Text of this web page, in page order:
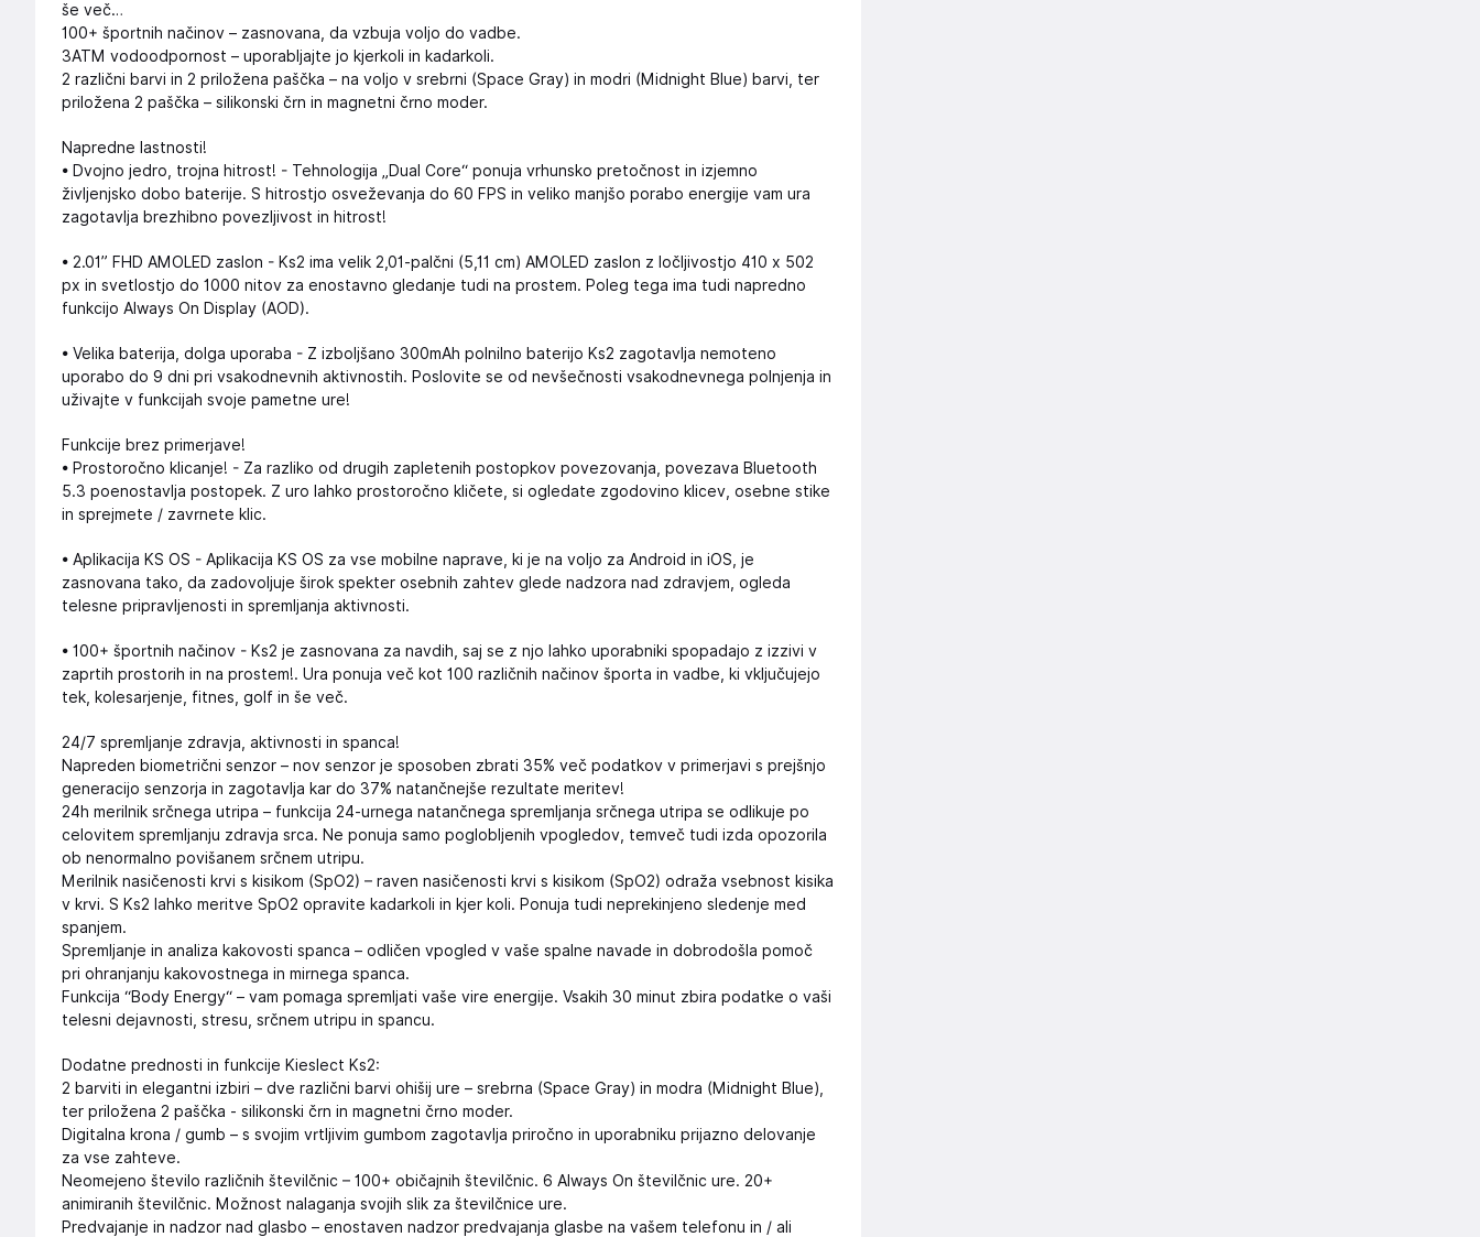
še več…
100+ športnih načinov – zasnovana, da vzbuja voljo do vadbe.
3ATM vodoodpornost – uporabljajte jo kjerkoli in kadarkoli.
2 različni barvi in 2 priložena paščka – na voljo v srebrni (Space Gray) in modri (Midnight Blue) barvi, ter
priložena 2 paščka – silikonski črn in magnetni črno moder.
Napredne lastnosti!
• Dvojno jedro, trojna hitrost! - Tehnologija „Dual Core“ ponuja vrhunsko pretočnost in izjemno
življenjsko dobo baterije. S hitrostjo osveževanja do 60 FPS in veliko manjšo porabo energije vam ura
zagotavlja brezhibno povezljivost in hitrost!
• 2.01” FHD AMOLED zaslon - Ks2 ima velik 2,01-palčni (5,11 cm) AMOLED zaslon z ločljivostjo 410 x 502
px in svetlostjo do 1000 nitov za enostavno gledanje tudi na prostem. Poleg tega ima tudi napredno
funkcijo Always On Display (AOD).
• Velika baterija, dolga uporaba - Z izboljšano 300mAh polnilno baterijo Ks2 zagotavlja nemoteno
uporabo do 9 dni pri vsakodnevnih aktivnostih. Poslovite se od nevšečnosti vsakodnevnega polnjenja in
uživajte v funkcijah svoje pametne ure!
Funkcije brez primerjave!
• Prostoročno klicanje! - Za razliko od drugih zapletenih postopkov povezovanja, povezava Bluetooth
5.3 poenostavlja postopek. Z uro lahko prostoročno kličete, si ogledate zgodovino klicev, osebne stike
in sprejmete / zavrnete klic.
• Aplikacija KS OS - Aplikacija KS OS za vse mobilne naprave, ki je na voljo za Android in iOS, je
zasnovana tako, da zadovoljuje širok spekter osebnih zahtev glede nadzora nad zdravjem, ogleda
telesne pripravljenosti in spremljanja aktivnosti.
• 100+ športnih načinov - Ks2 je zasnovana za navdih, saj se z njo lahko uporabniki spopadajo z izzivi v
zaprtih prostorih in na prostem!. Ura ponuja več kot 100 različnih načinov športa in vadbe, ki vključujejo
tek, kolesarjenje, fitnes, golf in še več.
24/7 spremljanje zdravja, aktivnosti in spanca!
Napreden biometrični senzor – nov senzor je sposoben zbrati 35% več podatkov v primerjavi s prejšnjo
generacijo senzorja in zagotavlja kar do 37% natančnejše rezultate meritev!
24h merilnik srčnega utripa – funkcija 24-urnega natančnega spremljanja srčnega utripa se odlikuje po
celovitem spremljanju zdravja srca. Ne ponuja samo poglobljenih vpogledov, temveč tudi izda opozorila
ob nenormalno povišanem srčnem utripu.
Merilnik nasičenosti krvi s kisikom (SpO2) – raven nasičenosti krvi s kisikom (SpO2) odraža vsebnost kisika
v krvi. S Ks2 lahko meritve SpO2 opravite kadarkoli in kjer koli. Ponuja tudi neprekinjeno sledenje med
spanjem.
Spremljanje in analiza kakovosti spanca – odličen vpogled v vaše spalne navade in dobrodošla pomoč
pri ohranjanju kakovostnega in mirnega spanca.
Funkcija “Body Energy“ – vam pomaga spremljati vaše vire energije. Vsakih 30 minut zbira podatke o vaši
telesni dejavnosti, stresu, srčnem utripu in spancu.
Dodatne prednosti in funkcije Kieslect Ks2:
2 barviti in elegantni izbiri – dve različni barvi ohišij ure – srebrna (Space Gray) in modra (Midnight Blue),
ter priložena 2 paščka - silikonski črn in magnetni črno moder.
Digitalna krona / gumb – s svojim vrtljivim gumbom zagotavlja priročno in uporabniku prijazno delovanje
za vse zahteve.
Neomejeno število različnih številčnic – 100+ običajnih številčnic. 6 Always On številčnic ure. 20+
animiranih številčnic. Možnost nalaganja svojih slik za številčnice ure.
Predvajanje in nadzor nad glasbo – enostaven nadzor predvajanja glasbe na vašem telefonu in / ali